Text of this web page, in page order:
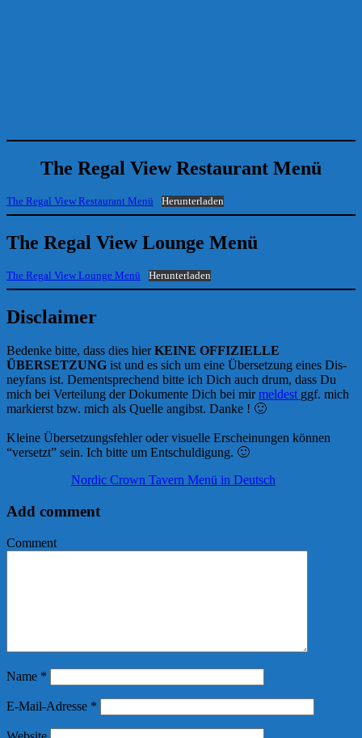
The Regal View Restaurant Menü
The Regal View Restau­rant Menü Her­un­ter­la­den
The Regal View Lounge Menü
The Regal View Lounge Menü Her­un­ter­la­den
Disclaimer
Beden­ke bit­te, dass dies hierKEINE OFFIZIELLE
ÜBERSETZUNG ist und es sich um eine Über­set­zung eines Dis­
ney­fans ist. Dem­entspre­chend bit­te ich Dich auch drum, dass Du
mich bei Ver­tei­lung der Doku­men­te Dich bei mirmel­dest ggf. mich
mar­kierst bzw. mich als Quel­le angibst. Dan­ke ! 🙂
Klei­ne Über­set­zungs­feh­ler oder visu­el­le Erschei­nun­gen kön­nen
“ver­setzt” sein. Ich bit­te um Ent­schul­di­gung. 🙂
Nor­dic Crown Tavern Menü in Deutsch
Add comment
Comment
Name *
E-Mail-Adresse *